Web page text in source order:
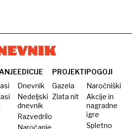
EDICIJE
Dnevnik
Nedeljski
dnevnik
Razvedrilo
PROJEKTI
Gazela
Zlata nit
POGOJI
Naročniški
Akcije in
nagradne
igre
Spletno